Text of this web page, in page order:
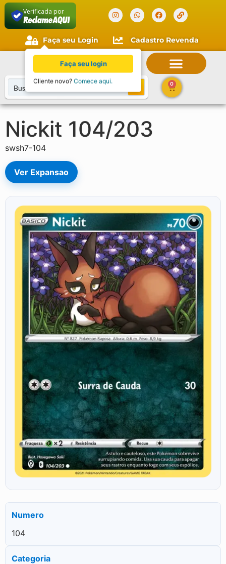
Verificada por
Faça seu Login Cadastro Revenda
0
Nickit 104/203
swsh7-104
Ver Expansao
Numero
104
Categoria
Faça seu login
Cliente novo? Comece aqui.